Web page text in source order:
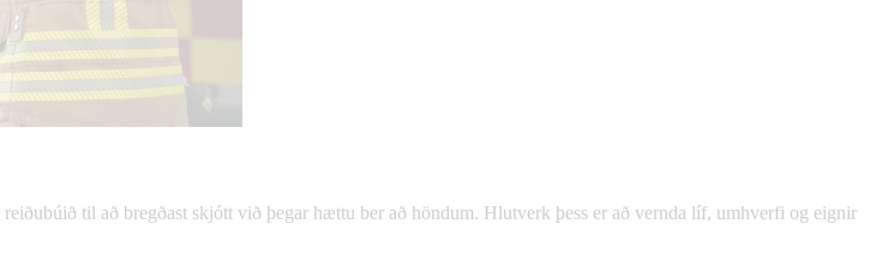
til að bregðast skjótt við þegar hættu ber að höndum. Hlutverk þess er að vernda líf, umhverfi og eignir